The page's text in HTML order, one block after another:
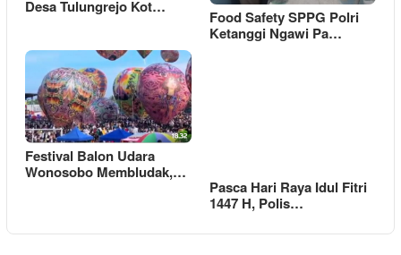
Desa Tulungrejo Kot…
Food Safety SPPG Polri
Ketanggi Ngawi Pa…
Festival Balon Udara
Wonosobo Membludak,…
Pasca Hari Raya Idul Fitri
1447 H, Polis…